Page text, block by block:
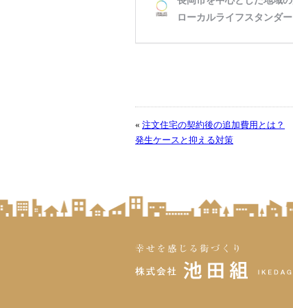
« 注文住宅の契約後の追加費用とは？
発生ケースと抑える対策